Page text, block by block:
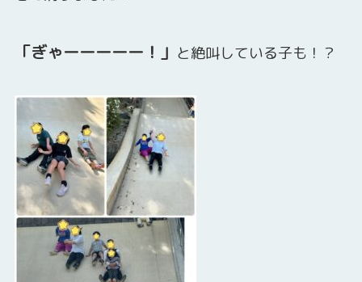
「ぎゃーーーーー！」 と絶叫している子も！？